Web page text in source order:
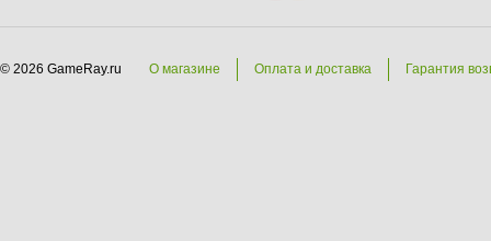
© 2026 GameRay.ru О магазине Оплата и доставка Гарантия